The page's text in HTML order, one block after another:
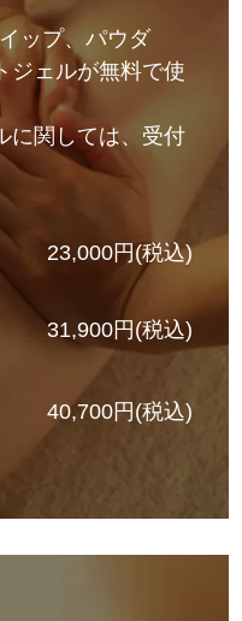
ップ、パウダ
ジェルが無料で使
に関しては、受付
23,000円(税込)
31,900円(税込)
40,700円(税込)